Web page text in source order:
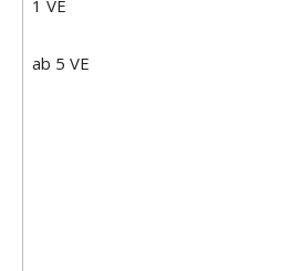
1 VE
ab 5 VE